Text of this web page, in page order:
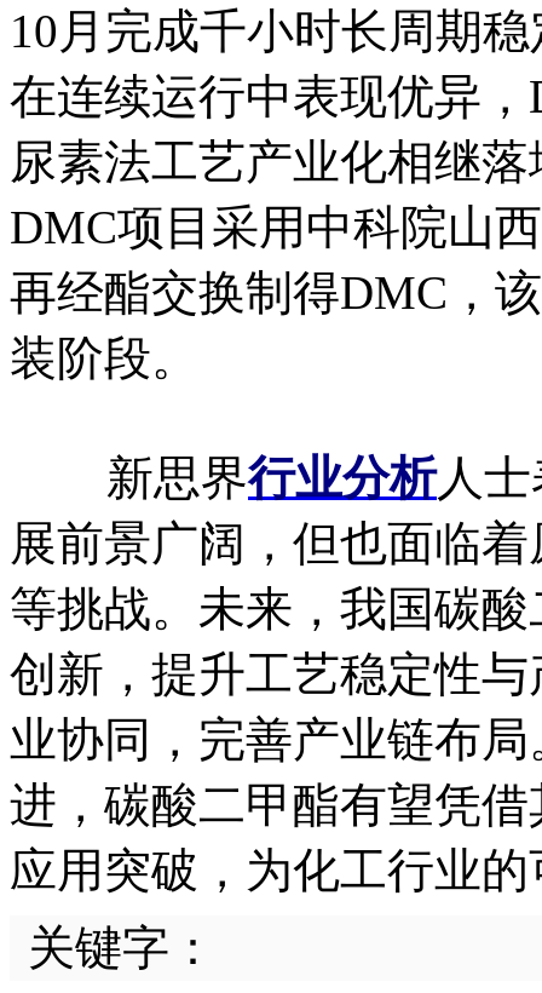
10月完成千小时长周期
在连续运行中表现优异
尿素法工艺产业化相继
DMC项目采用中科院山
再经酯交换制得DMC，
装阶段。
新思界行业分析人
展前景广阔，但也面临
等挑战。未来，我国碳
创新，提升工艺稳定性
业协同，完善产业链布
进，碳酸二甲酯有望凭
应用突破，为化工行业
关键字：